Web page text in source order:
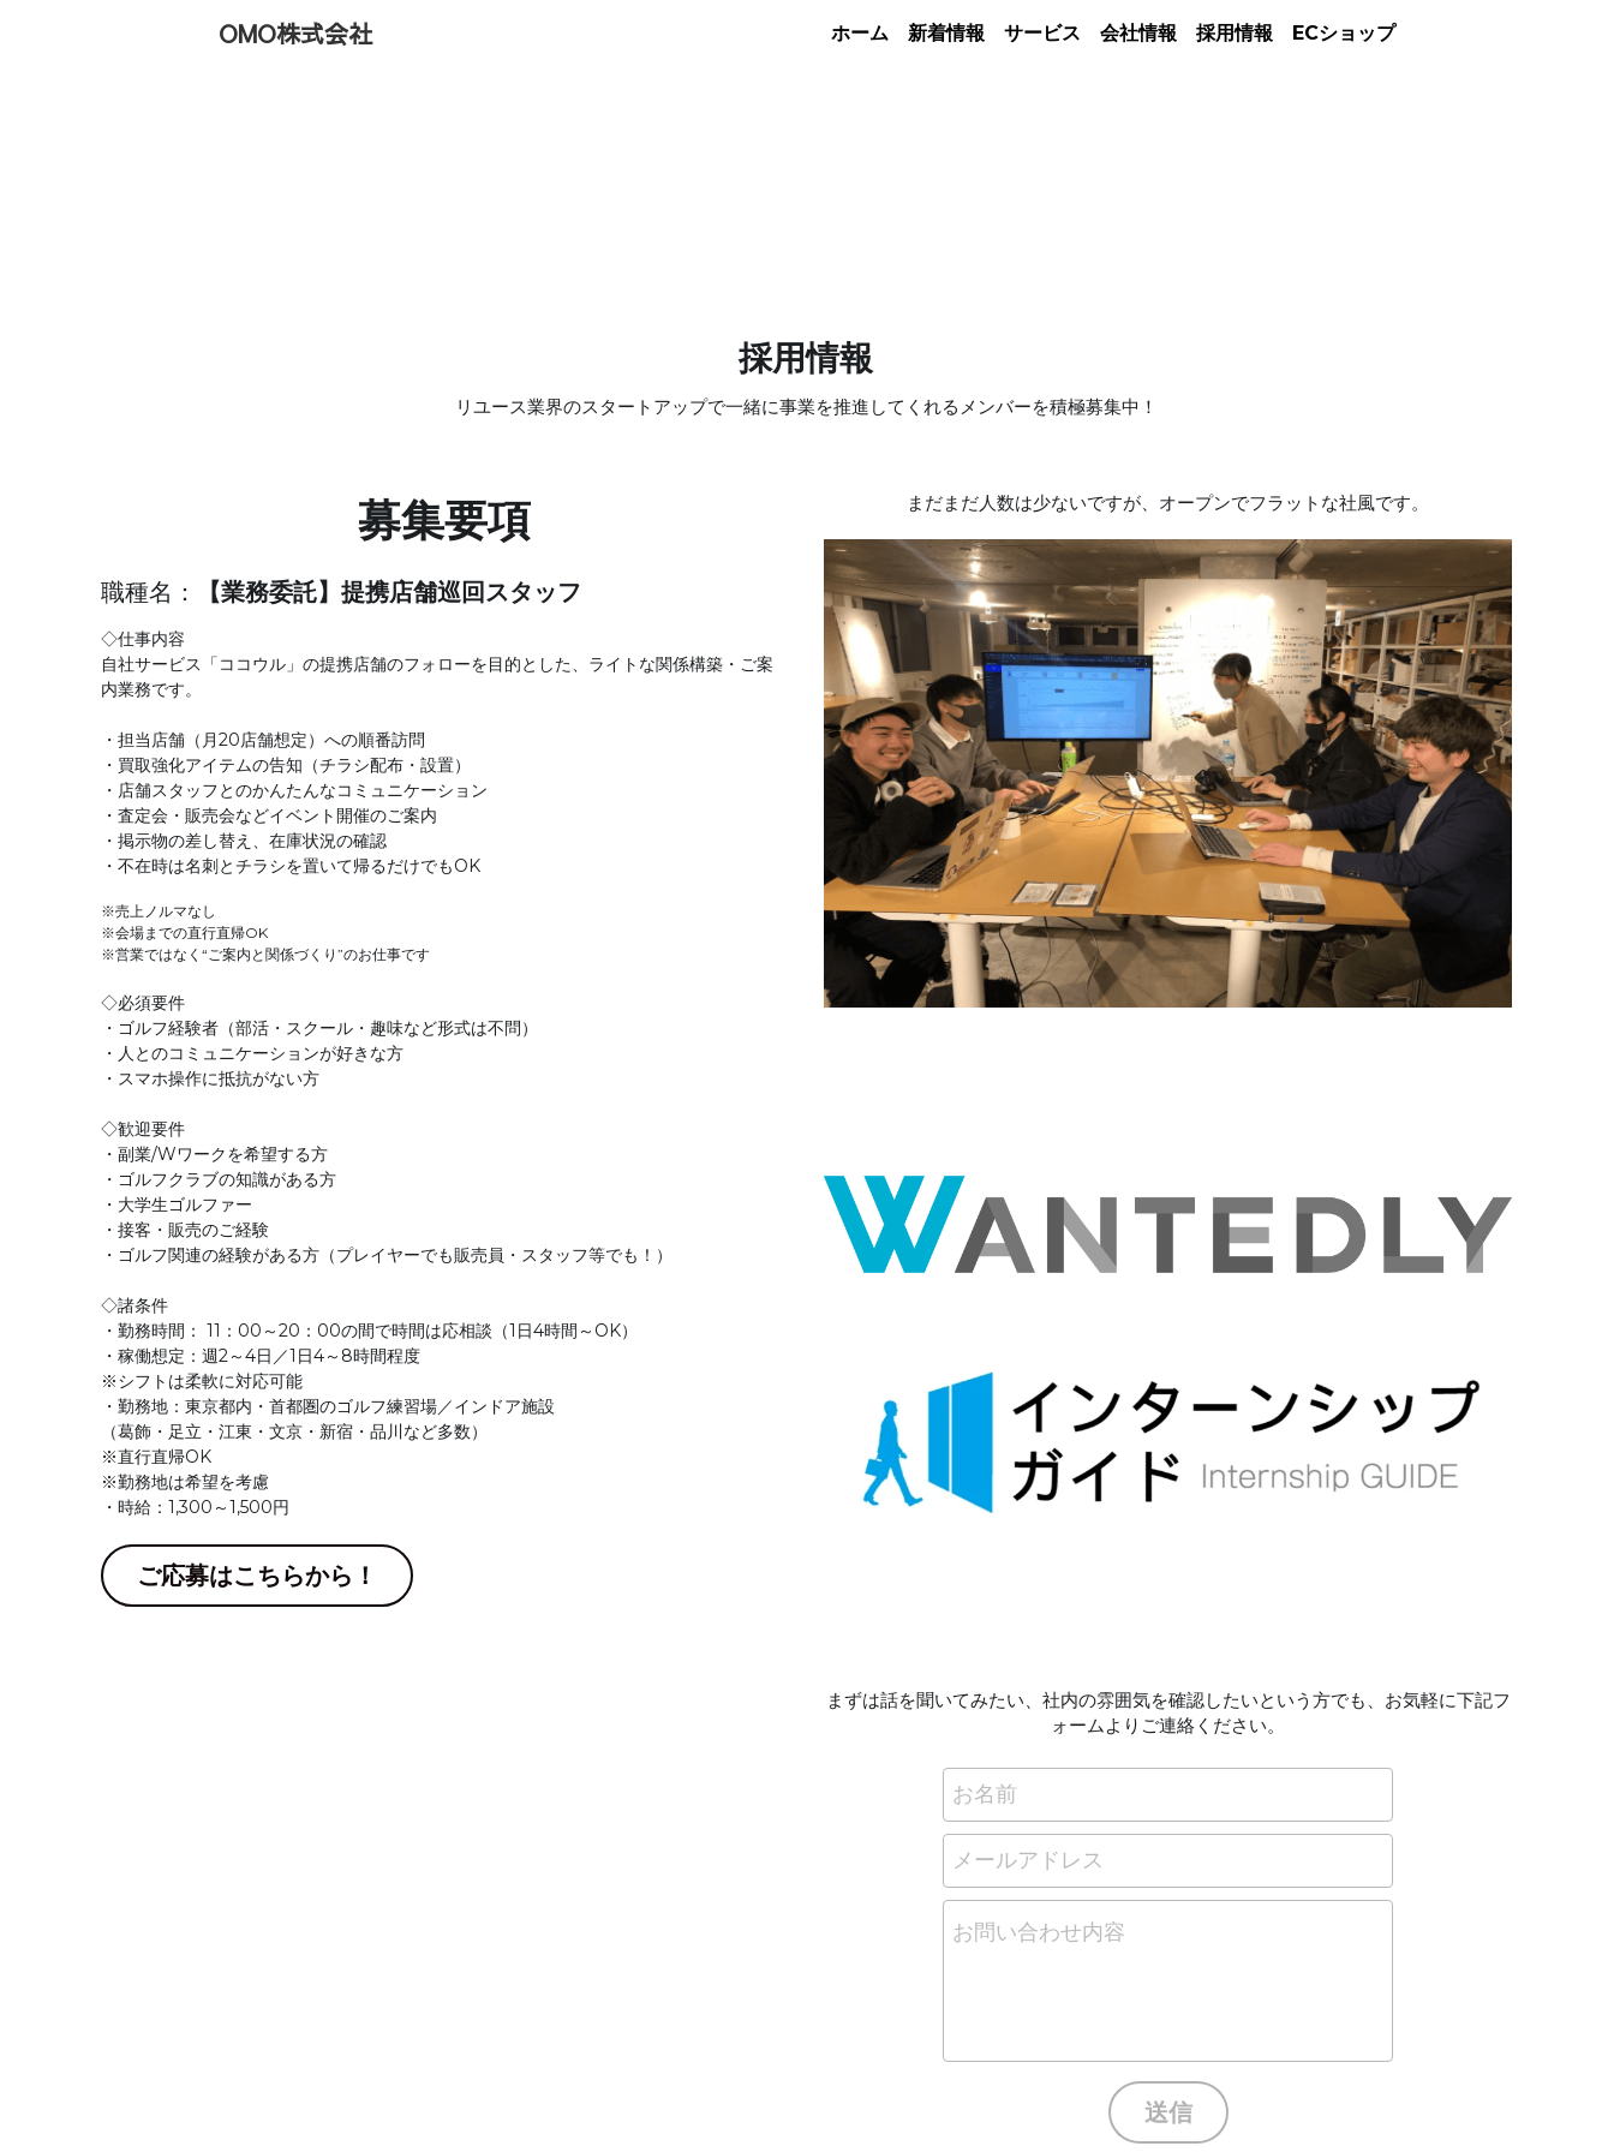
OMO株式会社 ホーム 新着情報 サービス 会社情報 採用情報 ECショップ
リユース業界のスタートアップで一緒に事業を推進してくれるメンバーを積極募集中！
募集要項
◇仕事内容
自社サービス「ココウル」の提携店舗のフォローを目的とした、ライトな関係構築・ご案
内業務です。
・担当店舗（月20店舗想定）への順番訪問
・買取強化アイテムの告知（チラシ配布・設置）
・店舗スタッフとのかんたんなコミュニケーション
・査定会・販売会などイベント開催のご案内
・掲示物の差し替え、在庫状況の確認
・不在時は名刺とチラシを置いて帰るだけでもOK
※売上ノルマなし
※営業ではなく“ご案内と関係づくり”のお仕事です
◇必須要件
・ゴルフ経験者（部活・スクール・趣味など形式は不問）
・人とのコミュニケーションが好きな方
・スマホ操作に抵抗がない方
・副業/Wワークを希望する方
・ゴルフクラブの知識がある方
・大学生ゴルファー
・接客・販売のご経験
・ゴルフ関連の経験がある方（プレイヤーでも販売員・スタッフ等でも！）
・勤務時間： 11：00～20：00の間で時間は応相談（1日4時間～OK）
・稼働想定：週2～4日／1日4～8時間程度
※シフトは柔軟に対応可能
・勤務地：東京都内・首都圏のゴルフ練習場／インドア施設
（葛飾・足立・江東・文京・新宿・品川など多数）
※直行直帰OK
※勤務地は希望を考慮
・時給：1,300～1,500円
ご応募はこちらから！
ォームよりご連絡ください。
メールアドレス
お問い合わせ内容
送信